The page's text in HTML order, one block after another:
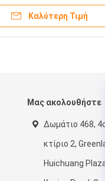
Καλύτερη Τιμή
Μας ακολουθήστε
Δωμάτιο 468,
κτίριο 2,
Huichuang